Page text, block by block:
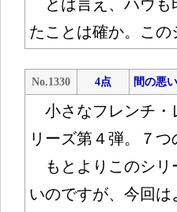
とは言え、ハウも
たことは確か。こ
No.1330 4点 間の悪
小さなフレンチ・
リーズ第４弾。７つ
もとよりこのシリ
いのですが、今回